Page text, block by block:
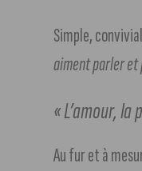
Simple,
aiment parler et
« L’amour,
Au fur et à